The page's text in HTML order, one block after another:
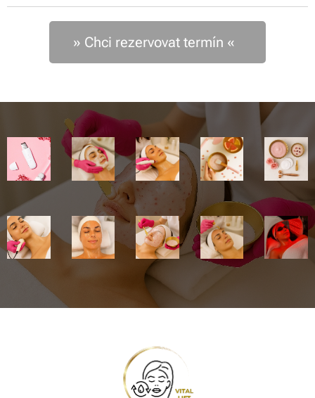
» Chci rezervovat termín «